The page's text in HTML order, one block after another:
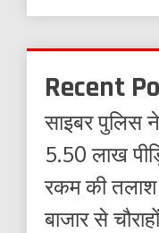
Recent
साइबर पुलिस
5.50 लाख
रकम की तलाश
बाजार से